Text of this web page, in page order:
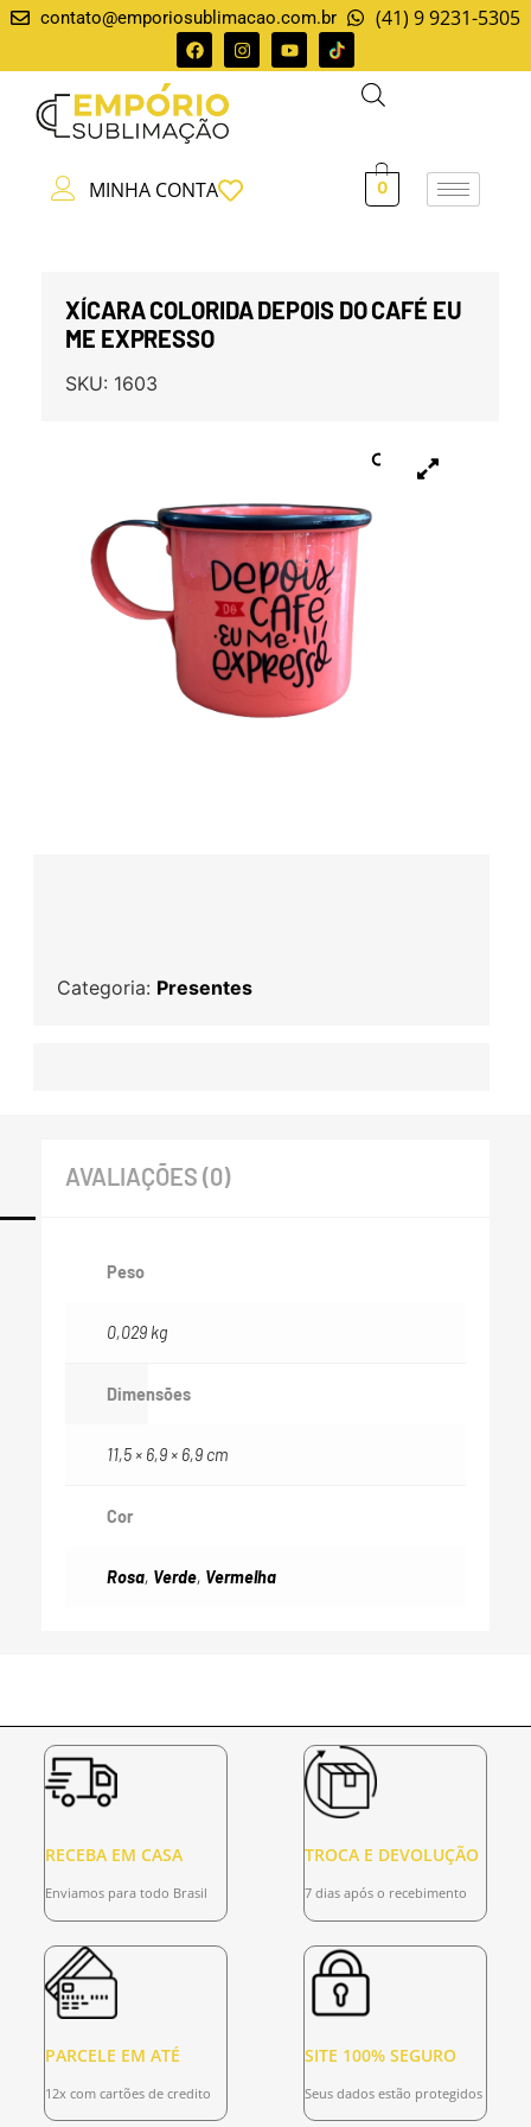
contato@emporiosublimacao.com.br (41) 9 9231-5305
MINHA CONTA 0
XÍCARA COLORIDA DEPOIS DO CAFÉ EU
ME EXPRESSO
SKU: 1603
Categoria: Presentes
AVALIAÇÕES (0)
Peso
0,029 kg
Dimensões
11,5 × 6,9 × 6,9 cm
Cor
Rosa, Verde, Vermelha
RECEBA EM CASA
Enviamos para todo Brasil
TROCA E DEVOLUÇÃO
7 dias após o recebimento
PARCELE EM ATÉ
12x com cartões de credito
SITE 100% SEGURO
Seus dados estão protegidos